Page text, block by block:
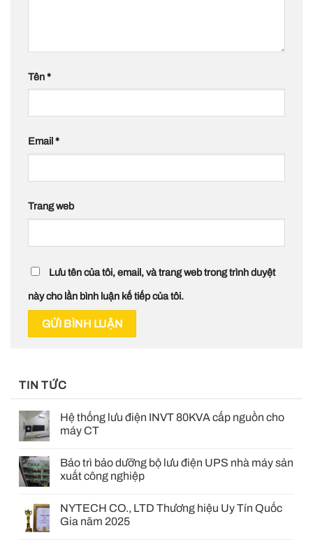
Tên*
Email *
Trang web
Lưu tên của tôi, email, và trang web trong trình duyệt
này cho lần bình luận kế tiếp của tôi.
TIN TỨC
Hệ thống lưu điện INVT 80KVA cấp nguồn cho
máy CT
Bảo trì bảo dưỡng bộ lưu điện UPS nhà máy sản
xuất công nghiệp
NYTECH CO., LTD Thương hiệu Uy Tín Quốc
Gia năm 2025